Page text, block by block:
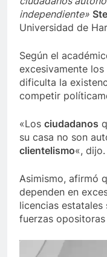
independiente»
Universidad de
Según el
excesivamente los
dificulta la
competir
«Los ciudadanos
su casa no son
clientelismo«, dijo.
Asimismo, afirmó
dependen en
licencias estatales
fuerzas opositoras